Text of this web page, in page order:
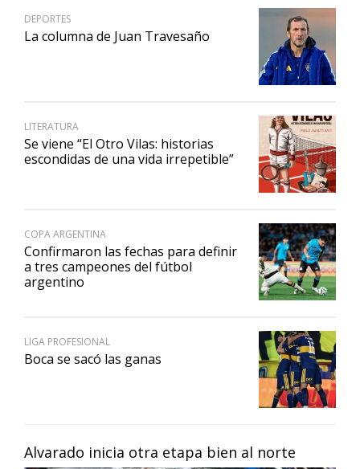
Alvarado inicia otra etapa bien al norte
DEPORTES
La columna de Juan Travesaño
LITERATURA
Se viene “El Otro Vilas: historias
escondidas de una vida irrepetible”
COPA ARGENTINA
Confirmaron las fechas para definir
a tres campeones del fútbol
argentino
LIGA PROFESIONAL
Boca se sacó las ganas